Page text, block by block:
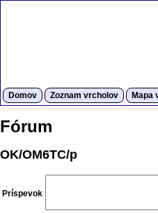
Domov Zoznam vrcholov Mapa
Fórum
OK/OM6TC/p
Príspevok